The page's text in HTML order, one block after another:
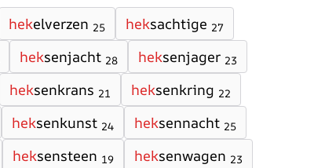
hekelverzen 25 heksachtige 27
heksenjacht 28 heksenjager 23
heksenkrans 21 heksenkring 22
heksenkunst 24 heksennacht 25
heksensteen 19 heksenwagen 23